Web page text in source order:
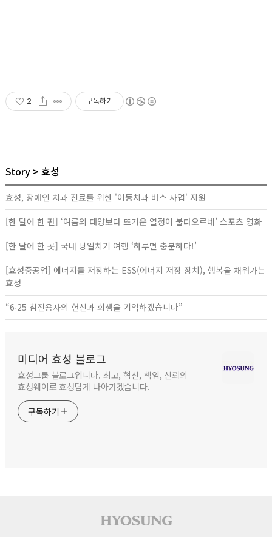
2 구독하기
Story 효성
효성, 장애인 치과 진료를 위한 '이동치과 버스 사업' 지원
[한 달에 한 편] ‘여름의 태양보다 뜨거운 열정이 불타오르네’ 스포츠 영화
[한 달에 한 곳] 국내 당일치기 여행 ‘하루면 충분하다!’
[효성중공업] 에너지를 저장하는 ESS(에너지 저장 장치), 행복을 채워가는
효성
“6∙25 참전용사의 헌신과 희생을 기억하겠습니다”
미디어 효성 블로그
효성그룹 블로그입니다. 최고, 혁신, 책임, 신뢰의
효성웨이로 효성답게 나아가겠습니다.
구독하기
사이트 푸터